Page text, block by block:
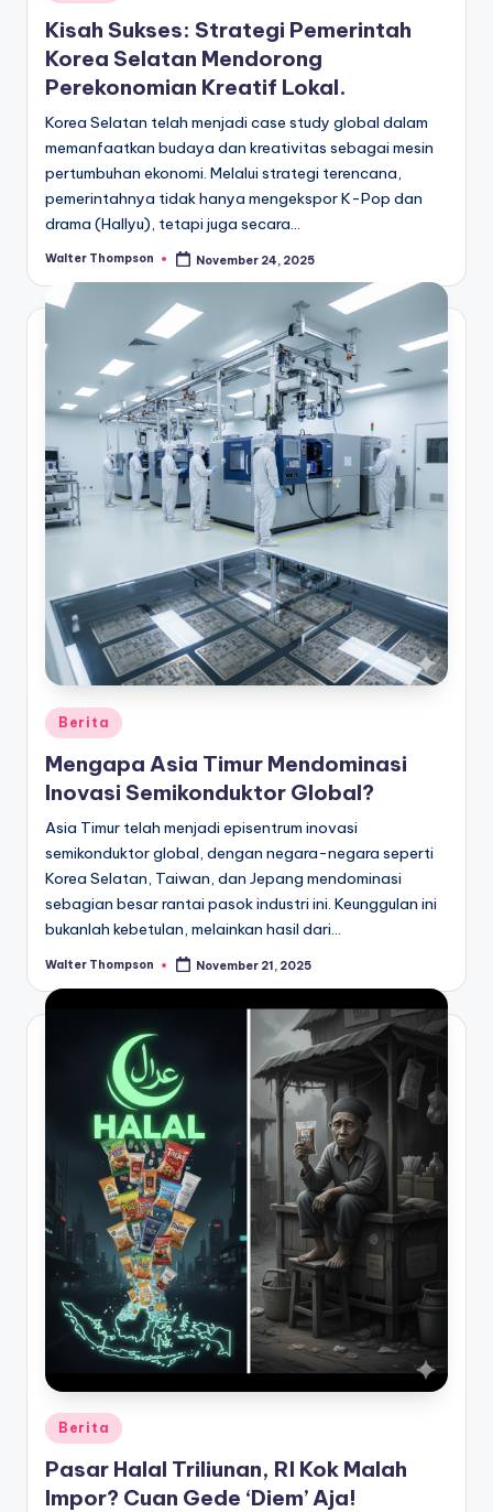
in
Kisah Sukses: Strategi Pemerintah
Korea Selatan Mendorong
Perekonomian Kreatif Lokal.
Korea Selatan telah menjadi case study global dalam
memanfaatkan budaya dan kreativitas sebagai mesin
pertumbuhan ekonomi. Melalui strategi terencana,
pemerintahnya tidak hanya mengekspor K-Pop dan
drama (Hallyu), tetapi juga secara…
Posted
Walter Thompson November 24, 2025
Posted
in
Berita
Mengapa Asia Timur Mendominasi
Inovasi Semikonduktor Global?
Asia Timur telah menjadi episentrum inovasi
semikonduktor global, dengan negara-negara seperti
Korea Selatan, Taiwan, dan Jepang mendominasi
sebagian besar rantai pasok industri ini. Keunggulan ini
bukanlah kebetulan, melainkan hasil dari…
Posted
Walter Thompson November 21, 2025
Posted
in
Berita
Pasar Halal Triliunan, RI Kok Malah
Impor? Cuan Gede ‘Diem’ Aja!